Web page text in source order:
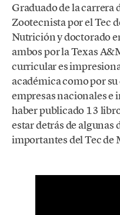
Graduado de la carrera
Zootecnista por el Tec
Nutrición y doctorado
ambos por la Texas
curricular es
académica como por
empresas nacionales e
haber publicado 13
estar detrás de algunas
importantes del Tec de